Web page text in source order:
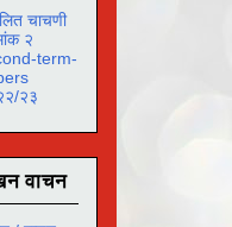
चाचणी
२
term-
२३
वाचन